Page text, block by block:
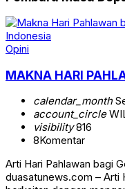
Opini
MAKNA HARI
calendar_month
account_circle
visibility816
8Komentar
Arti Hari Pahlawan bagi
duasatunews.com – Arti